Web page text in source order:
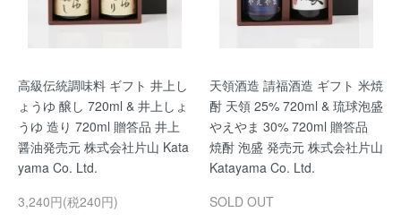
高級伝統調味料 ギフト 井上し
ょうゆ 醸し 720ml & 井上しょ
うゆ 造り 720ml 贈答品 井上
醤油発売元 株式会社片山 Kata
yama Co. Ltd.
3,240円(税240円)
天領酒造 請福酒造 ギフト 米焼
酎 天領 25% 720ml & 琉球泡盛
やえやま 30% 720ml 贈答品
焼酎 泡盛 発売元 株式会社片山
Katayama Co. Ltd.
SOLD OUT